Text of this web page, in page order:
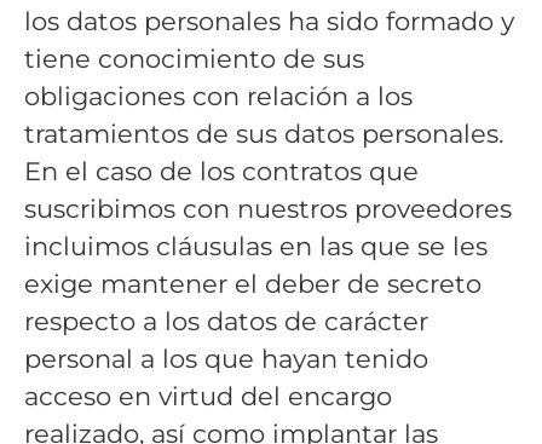
los datos personales ha sido formado y
tiene conocimiento de sus
obligaciones con relación a los
tratamientos de sus datos personales.
En el caso de los contratos que
suscribimos con nuestros proveedores
incluimos cláusulas en las que se les
exige mantener el deber de secreto
respecto a los datos de carácter
personal a los que hayan tenido
acceso en virtud del encargo
realizado, así como implantar las